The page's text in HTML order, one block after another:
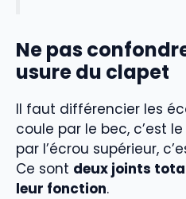
Ne pas
usure du clapet
Il faut différencier les
coule par le bec, c’est
par l’écrou supérieur,
Ce sont deux joints
leur fonction.